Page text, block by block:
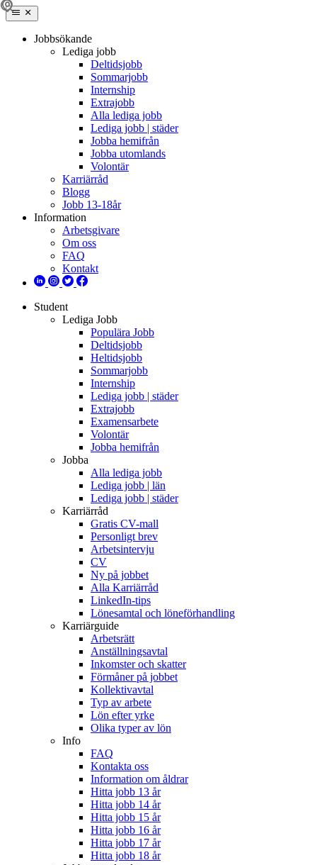
Jobbsökande
Lediga jobb
Deltidsjobb
Sommarjobb
Internship
Extrajobb
Alla lediga jobb
Lediga jobb | städer
Jobba hemifrån
Jobba utomlands
Volontär
Karriärråd
Blogg
Jobb 13-18år
Information
Arbetsgivare
Om oss
FAQ
Kontakt
Student
Lediga Jobb
Populära Jobb
Deltidsjobb
Heltidsjobb
Sommarjobb
Internship
Lediga jobb | städer
Extrajobb
Examensarbete
Volontär
Jobba hemifrån
Jobba
Alla lediga jobb
Lediga jobb | län
Lediga jobb | städer
Karriärråd
Gratis CV-mall
Personligt brev
Arbetsintervju
CV
Ny på jobbet
Alla Karriärråd
LinkedIn-tips
Lönesamtal och löneförhandling
Karriärguide
Arbetsrätt
Anställningsavtal
Inkomster och skatter
Förmåner på jobbet
Kollektivavtal
Typ av arbete
Lön efter yrke
Olika typer av lön
Info
FAQ
Kontakta oss
Information om åldrar
Hitta jobb 13 år
Hitta jobb 14 år
Hitta jobb 15 år
Hitta jobb 16 år
Hitta jobb 17 år
Hitta jobb 18 år